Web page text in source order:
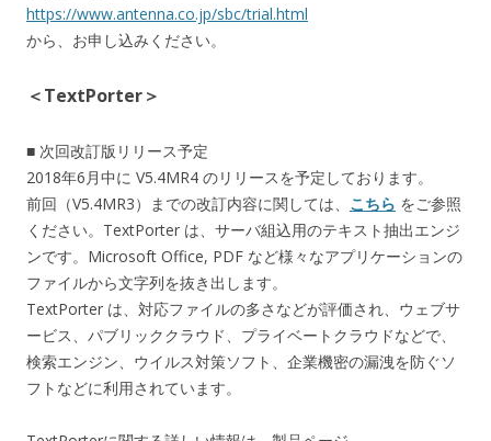
https://www.antenna.co.jp/sbc/trial.html
から、お申し込みください。
＜TextPorter＞
■ 次回改訂版リリース予定
2018年6月中に V5.4MR4 のリリースを予定しております。
前回（V5.4MR3）までの改訂内容に関しては、 こちら をご参照
ください。TextPorter は、サーバ組込用のテキスト抽出エンジ
ンです。Microsoft Office, PDF など様々なアプリケーションの
ファイルから文字列を抜き出します。
TextPorter は、対応ファイルの多さなどが評価され、ウェブサ
ービス、パブリッククラウド、プライベートクラウドなどで、
検索エンジン、ウイルス対策ソフト、企業機密の漏洩を防ぐソ
フトなどに利用されています。